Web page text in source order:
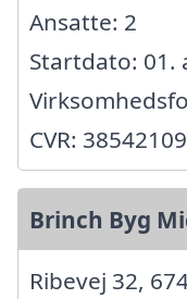
Ansatte: 2
Startdato: 01.
CVR: 38542109
Brinch Byg
Ribevej 32,